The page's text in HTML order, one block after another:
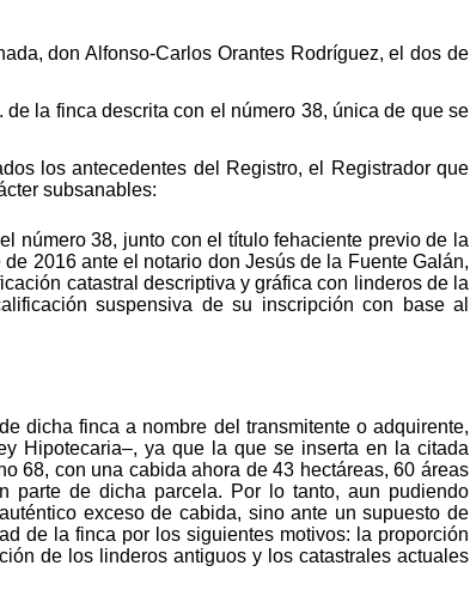
don Alfonso-Carlos Orantes Rodríguez, el dos de
la finca descrita con el número 38, única de que se
los antecedentes del Registro, el Registrador que
subsanables:
número 38, junto con el título fehaciente previo de la
2016 ante el notario don Jesús de la Fuente Galán,
catastral descriptiva y gráfica con linderos de la
suspensiva de su inscripción con base al
dicha finca a nombre del transmitente o adquirente,
Hipotecaria–, ya que la que se inserta en la citada
68, con una cabida ahora de 43 hectáreas, 60 áreas
parte de dicha parcela. Por lo tanto, aun pudiendo
exceso de cabida, sino ante un supuesto de
de la finca por los siguientes motivos: la proporción
de los linderos antiguos y los catastrales actuales